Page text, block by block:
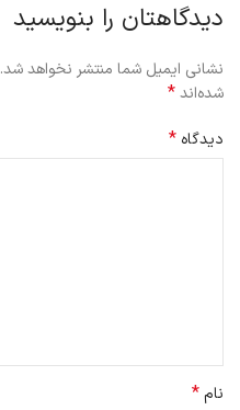
دیدگاهتان را بنویسید
نشانی ایمیل شما منتشر نخواهد شد.
شده‌اند*
دیدگاه *
نام*